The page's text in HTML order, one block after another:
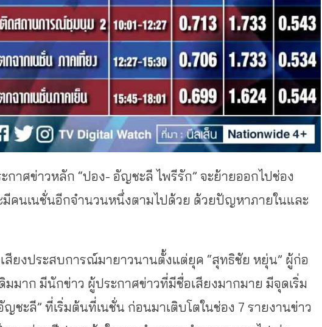
กาศข่าวหลัก “ปอง- อัญชะลี ไพรีรัก” จะย้ายออกไปช่อง
มีคนเนชั่นอีกจำนวนหนึ่งตามไปด้วย ด้วยปัญหาภายในและ
สียงประสบการณ์มายาวนานตั้งแต่ยุค “สุทธิชัย หยุ่น” ผู้ก่อ
มาก มีนักข่าว ผู้ประกาศข่าวที่มีชื่อเสียงมากมาย มีจุดเริ่ม
ชะลี” ที่เริ่มต้นที่เนชั่น ก่อนมาเติบโตในช่อง 7 รายงานข่าว